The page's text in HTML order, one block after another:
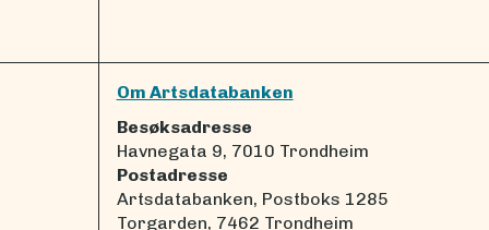
Om Artsdatabanken
Besøksadresse
Havnegata 9, 7010 Trondheim
Postadresse
Artsdatabanken, Postboks 1285
Torgarden, 7462 Trondheim